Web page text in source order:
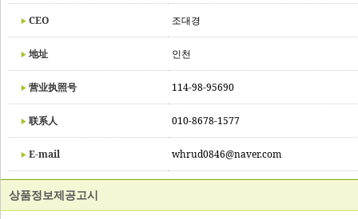
CEO 조대경
地址 인천
营业执照号 114-98-95690
联系人 010-8678-1577
E-mail whrud0846@naver.com
상품정보제공고시